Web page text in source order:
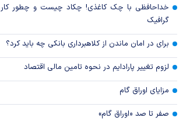
خداحافظی با چک کاغذی! چکاد چیست و چطور
گرافیک
برای در امان ماندن از کلاهبرداری بانکی چه باید کرد؟
لزوم تغییر پارادایم در نحوه تامین مالی اقتصاد
مزایای اوراق گام
صفر تا صد «اوراق گام»